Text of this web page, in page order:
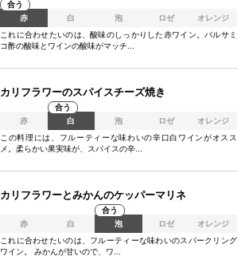
合う
赤
白 泡 ロゼ
オレンジ
これに合わせたいのは、酸味のしっかりした赤ワイン。バルサミ
コ酢の酸味とワインの酸味がマッチ...
カリフラワーのスパイスチーズ焼き
赤
合う
白
泡 ロゼ
オレンジ
この料理には、フルーティーな味わいの辛口白ワインがオスス
メ。柔らかい果実味が、スパイスの辛...
カリフラワーとみかんのケッパーマリネ
赤 白
合う
泡
ロゼ
オレンジ
これに合わせたいのは、フルーティーな味わいのスパークリング
ワイン。 みかんが甘いので、ワ...